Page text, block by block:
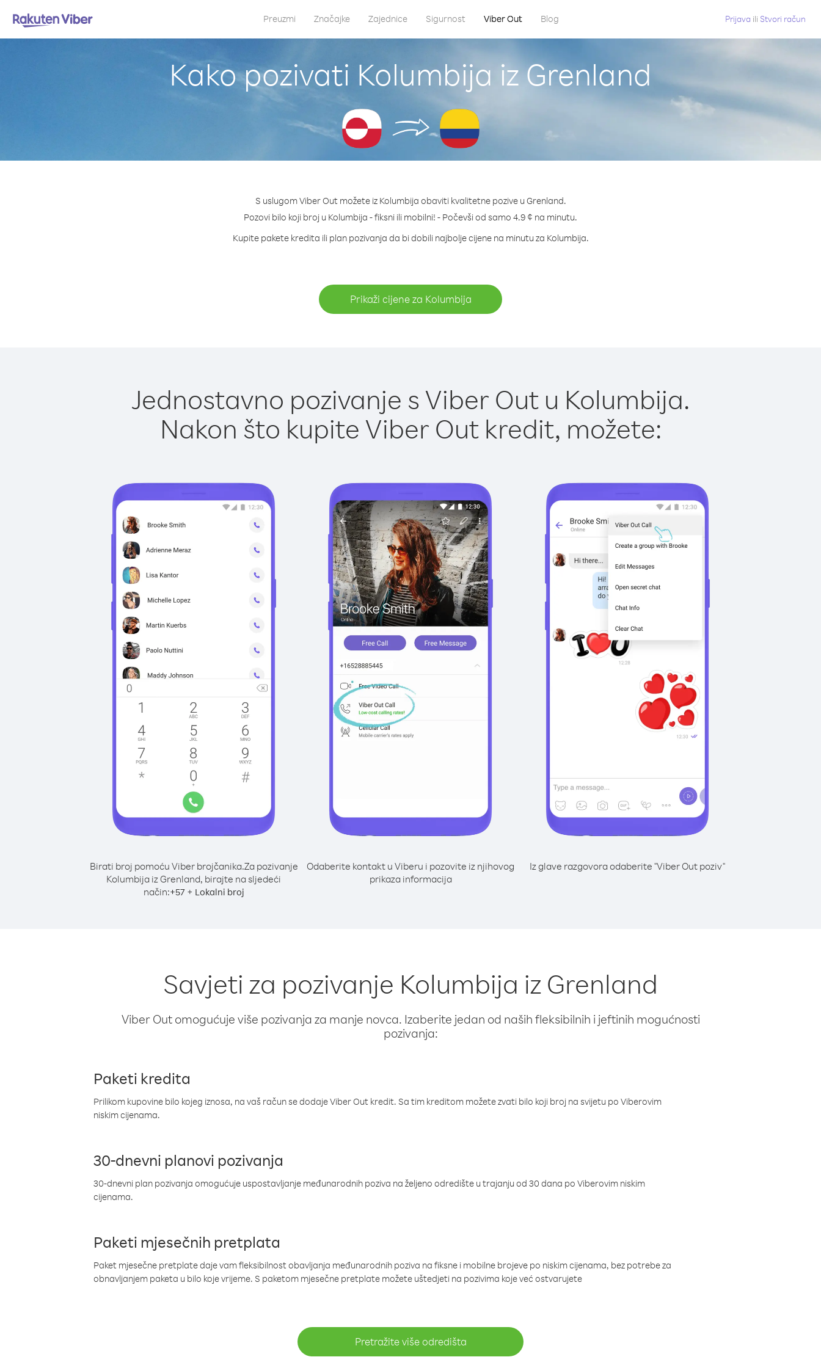
Preuzmi Značajke Zajednice Sigurnost Viber Out Blog Prijava ili Stvori račun
Kako pozivati Kolumbija iz Grenland
S uslugom Viber Out možete iz Kolumbija obaviti kvalitetne pozive u Grenland.
Pozovi bilo koji broj u Kolumbija - fiksni ili mobilni! - Počevši od samo 4.9 ¢ na minutu.
Kupite pakete kredita ili plan pozivanja da bi dobili najbolje cijene na minutu za Kolumbija.
Prikaži cijene za Kolumbija
Jednostavno pozivanje s Viber Out u Kolumbija.
Nakon što kupite Viber Out kredit, možete:
Birati broj pomoću Viber brojčanika.Za pozivanje
Kolumbija iz Grenland, birajte na sljedeći
način:+57+ Lokalni broj
Odaberite kontakt u Viberu i pozovite iz njihovog
prikaza informacija
Iz glave razgovora odaberite "Viber Out poziv"
Savjeti za pozivanje Kolumbija iz Grenland
Viber Out omogućuje više pozivanja za manje novca. Izaberite jedan od naših fleksibilnih i jeftinih mogućnosti
pozivanja:
Paketi kredita
Prilikom kupovine bilo kojeg iznosa, na vaš račun se dodaje Viber Out kredit. Sa tim kreditom možete zvati bilo koji broj na svijetu po Viberovim
niskim cijenama.
30-dnevni planovi pozivanja
30-dnevni plan pozivanja omogućuje uspostavljanje međunarodnih poziva na željeno odredište u trajanju od 30 dana po Viberovim niskim
cijenama.
Paketi mjesečnih pretplata
Paket mjesečne pretplate daje vam fleksibilnost obavljanja međunarodnih poziva na fiksne i mobilne brojeve po niskim cijenama, bez potrebe za
obnavljanjem paketa u bilo koje vrijeme. S paketom mjesečne pretplate možete uštedjeti na pozivima koje već ostvarujete
Pretražite više odredišta